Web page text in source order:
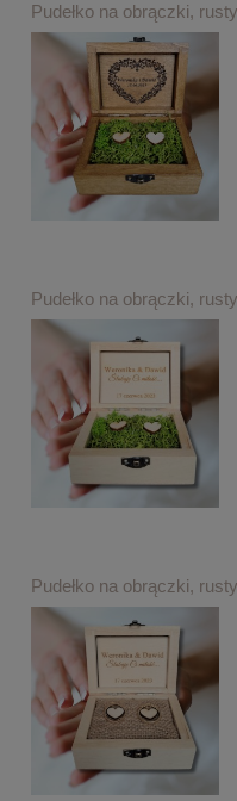
Pudełko na obrączki,
Pudełko na obrączki,
Pudełko na obrączki,